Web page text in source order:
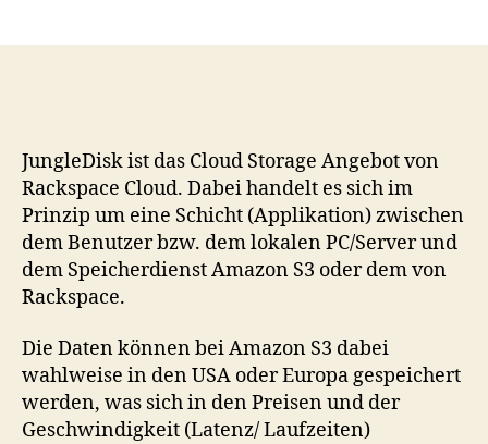
JungleDisk ist das Cloud Storage Angebot von
Rackspace Cloud. Dabei handelt es sich im
Prinzip um eine Schicht (Applikation) zwischen
dem Benutzer bzw. dem lokalen PC/Server und
dem Speicherdienst Amazon S3 oder dem von
Rackspace.
Die Daten können bei Amazon S3 dabei
wahlweise in den USA oder Europa gespeichert
werden, was sich in den Preisen und der
Geschwindigkeit (Latenz/ Laufzeiten)